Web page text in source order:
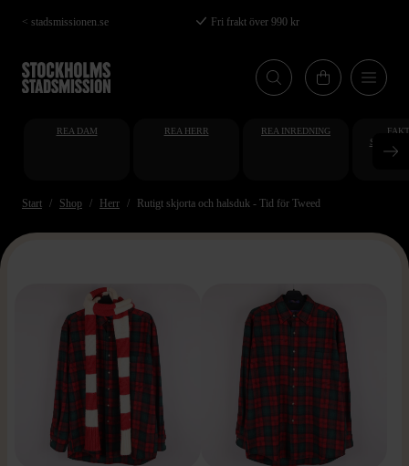
Hoppa
till
huvudinnehåll
< stadsmissionen.se Fri frakt över 990 kr
REA DAM REA HERR REA INREDNING
Start Shop Herr Rutigt skjorta och halsduk - Tid för Tweed